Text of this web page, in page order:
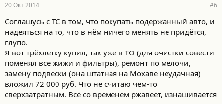
20 Окт 2014 #6
Соглашусь с ТС в том, что покупать подержанный авто, и
надеяться на то, что в нём ничего менять не придётся,
глупо.
Я вот трёхлетку купил, так уже в ТО (для очистки совести
поменял все жижи и фильтры), ремонт по мелочи,
замену подвески (она штатная на Мохаве неудачная)
вложил 72 000 руб. Что не считаю чем-то
сверхзатратным. Всё со временем ржавеет, изнашивается